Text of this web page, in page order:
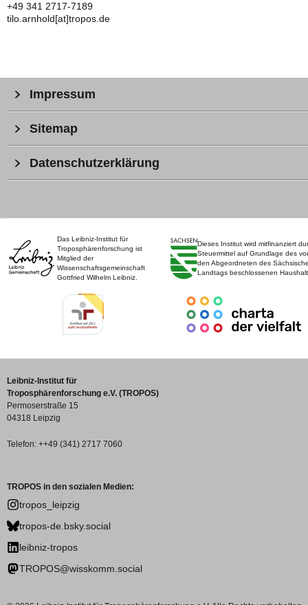
+49 341 2717-7189
tilo.arnhold[at]tropos.de
Das Leibniz-Institut für
Troposphärenforschung ist
Mitglied der
Wissenschaftsgemeinschaft
Gottfried Wilhelm Leibniz.
Dieses Institut wird mitfinanziert
Steuermittel auf Grundlage des
den Abgeordneten des
Landtags beschlossenen
Impressum
Sitemap
Datenschutzerklärung
Leibniz-Institut für
Troposphärenforschung e.V. (TROPOS)
Permoserstraße 15
04318 Leipzig
Telefon: ++49 (341) 2717 7060
TROPOS in den sozialen Medien:
tropos_leipzig
tropos-de.bsky.social
leibniz-tropos
TROPOS@wisskomm.social